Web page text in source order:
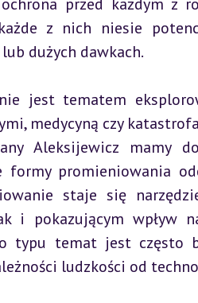
z nich niesie
dużych dawkach.
jest tematem
medycyną czy
Aleksijewicz mamy
formy promieniowania
staje się
i pokazującym wpływ
typu temat jest często
ludzkości od